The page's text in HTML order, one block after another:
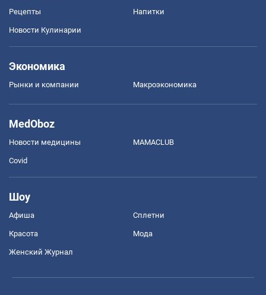
Рецепты Напитки
Новости Кулинарии
Экономика
Рынки и компании Mакроэкономика
MedOboz
Новости медицины MAMACLUB
Covid
Шоу
Афиша Сплетни
Красота Мода
Женский Журнал